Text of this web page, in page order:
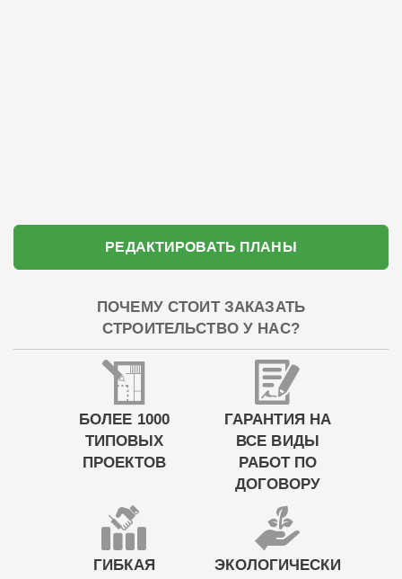
РЕДАКТИРОВАТЬ ПЛАНЫ
ПОЧЕМУ СТОИТ ЗАКАЗАТЬ
СТРОИТЕЛЬСТВО У НАС?
БОЛЕЕ 1000
ТИПОВЫХ
ПРОЕКТОВ
ГАРАНТИЯ НА
ВСЕ ВИДЫ
РАБОТ ПО
ДОГОВОРУ
ГИБКАЯ
ЭКОЛОГИЧЕСКИ